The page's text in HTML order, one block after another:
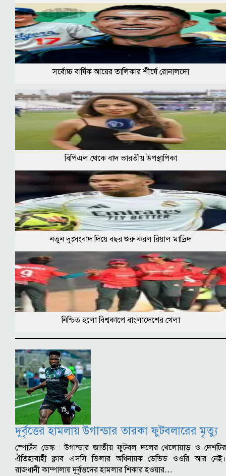
সর্বোচ্চ বার্ষিক আয়ের তালিকার শীর্ষে রোনালদো
বিপিএল থেকে বাদ ভারতীয় উপস্থাপিকা
নতুন দুঃসংবাদ দিয়ে বছর শুরু করল রিয়াল মাদ্রিদ
নিশ্চিত হলো বিশ্বকাপে বাংলাদেশের খেলা
দুর্বৃত্তের হামলায় উগান্ডার তারকা ফুটবলারের মৃত্যু
স্পোর্টস ডেস্ক : উগান্ডার জাতীয় ফুটবল দলের খেলোয়াড় ও দেশটির
ঐতিহ্যবাহী ক্লাব এসসি ভিলার অধিনায়ক ডেভিড ওওরি আর নেই।
রাজধানী কাম্পালায় দুর্বৃত্তদের হামলার শিকার হওয়ার…